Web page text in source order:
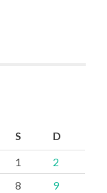
S D
1
2
8
9